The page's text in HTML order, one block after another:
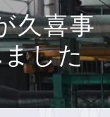
久喜事
した